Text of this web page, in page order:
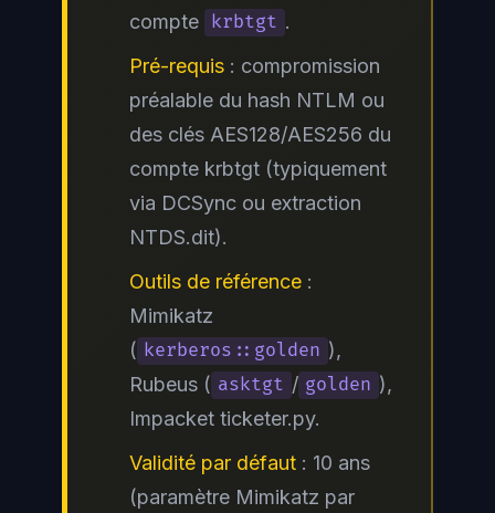
compte krbtgt .
Pré-requis : compromission
préalable du hash NTLM ou
des clés AES128/AES256 du
compte krbtgt (typiquement
via DCSync ou extraction
NTDS.dit).
Outils de référence :
Mimikatz
( kerberos::golden ),
Rubeus ( asktgt / golden ),
Impacket ticketer.py.
Validité par défaut : 10 ans
(paramètre Mimikatz par